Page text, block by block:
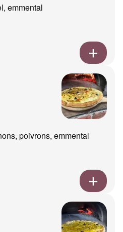
emmental
poivrons, emmental